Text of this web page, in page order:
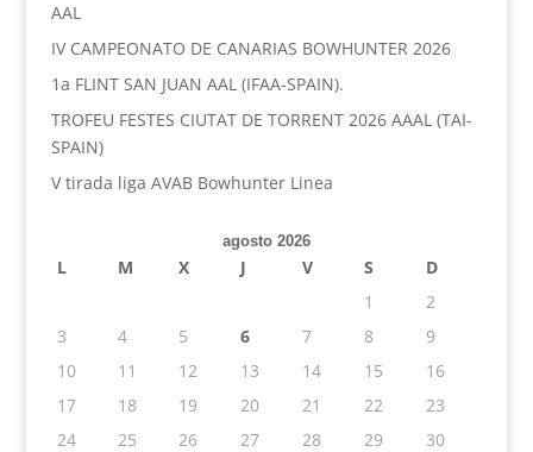
AAL
IV CAMPEONATO DE CANARIAS BOWHUNTER 2026
1a FLINT SAN JUAN AAL (IFAA-SPAIN).
TROFEU FESTES CIUTAT DE TORRENT 2026 AAAL (TAI-
SPAIN)
V tirada liga AVAB Bowhunter Linea
agosto 2026
L M X J V S
D
1
2
3
4 5 6 7 8
9
10
11 12 13 14 15
16
17
18 19 20 21 22
23
24
25 26 27 28 29 30